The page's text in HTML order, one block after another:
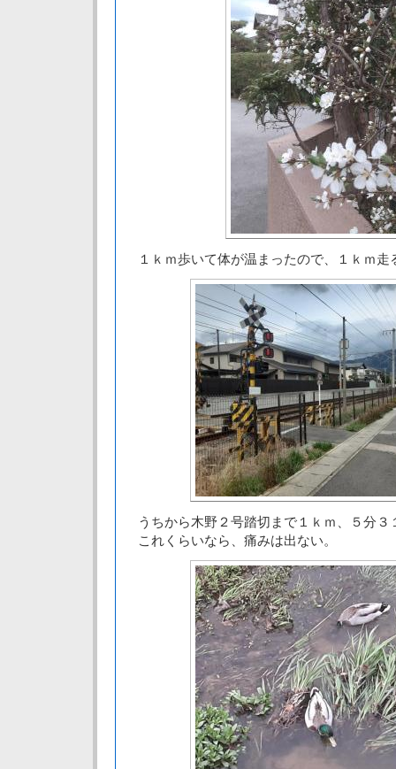
１ｋｍ歩いて体が温まったので、１ｋｍ走
うちから木野２号踏切まで１ｋｍ、５分３
これくらいなら、痛みは出ない。